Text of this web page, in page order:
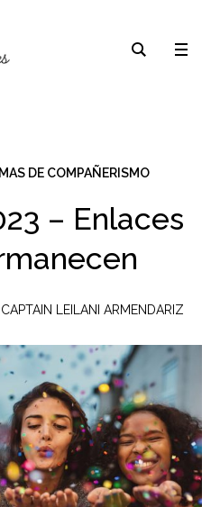
DE COMPAÑERISMO
– Enlaces
CAPTAIN LEILANI ARMENDARIZ